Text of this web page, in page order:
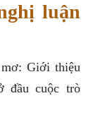
luận
Giới thiệu
đầu cuộc trò